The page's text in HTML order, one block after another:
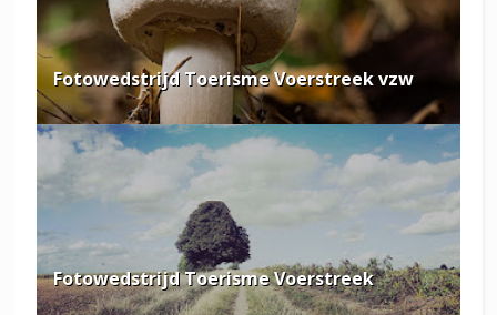
Fotowedstrijd Toerisme Voerstreek vzw
Fotowedstrijd Toerisme Voerstreek